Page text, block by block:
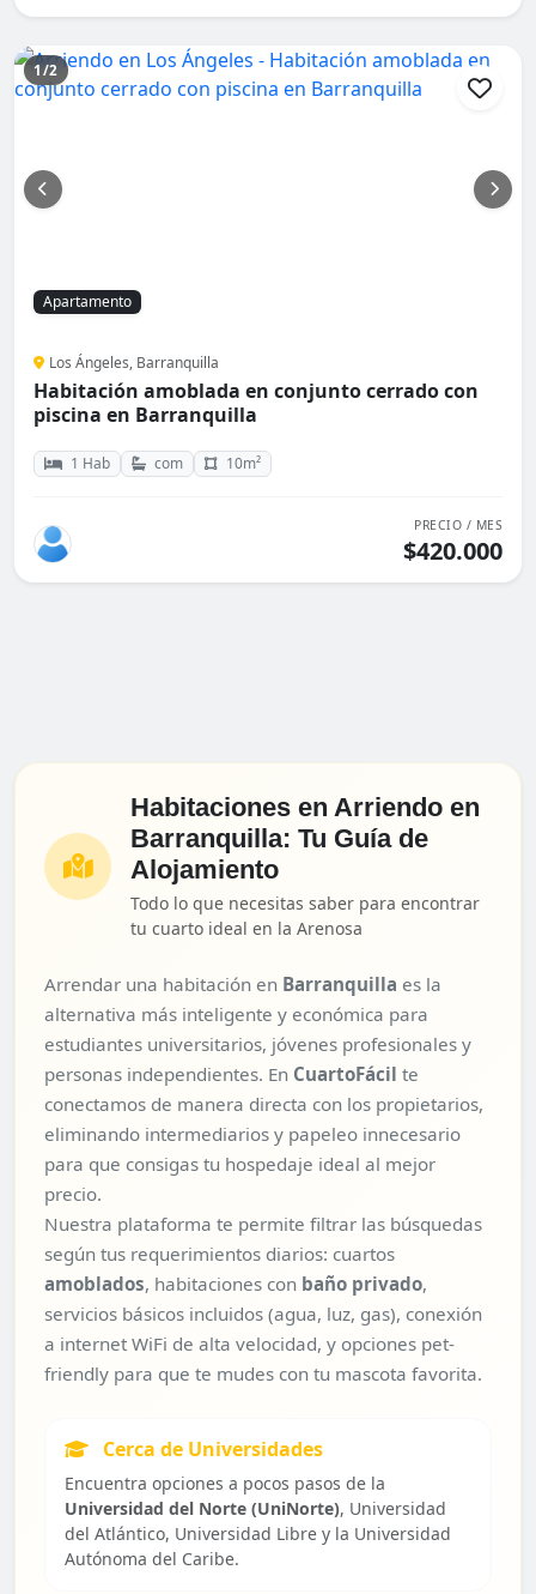
1/2
Apartamento
Los Ángeles, Barranquilla
Habitación amoblada en conjunto cerrado con
piscina en Barranquilla
1 Hab com 10m²
PRECIO / MES
$420.000
Habitaciones en Arriendo en
Barranquilla: Tu Guía de
Alojamiento
Todo lo que necesitas saber para encontrar
tu cuarto ideal en la Arenosa
Arrendar una habitación en Barranquilla es la
alternativa más inteligente y económica para
estudiantes universitarios, jóvenes profesionales y
personas independientes. En CuartoFácil te
conectamos de manera directa con los propietarios,
eliminando intermediarios y papeleo innecesario
para que consigas tu hospedaje ideal al mejor
precio.
Nuestra plataforma te permite filtrar las búsquedas
según tus requerimientos diarios: cuartos
amoblados, habitaciones con baño privado,
servicios básicos incluidos (agua, luz, gas), conexión
a internet WiFi de alta velocidad, y opciones pet-
friendly para que te mudes con tu mascota favorita.
Cerca de Universidades
Encuentra opciones a pocos pasos de la
Universidad del Norte (UniNorte), Universidad
del Atlántico, Universidad Libre y la Universidad
Autónoma del Caribe.